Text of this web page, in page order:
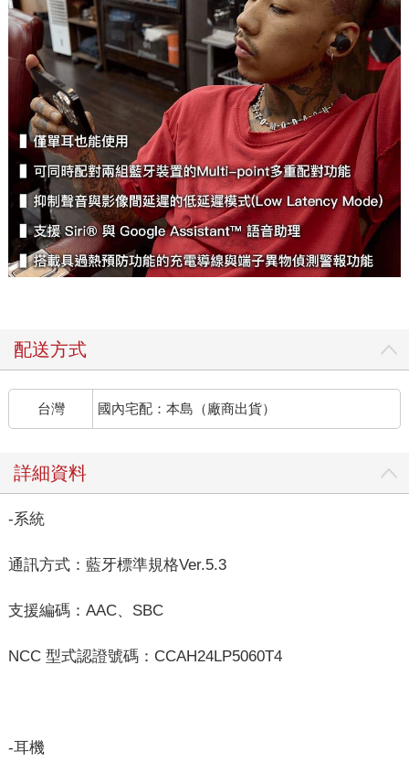
配送方式
台灣 國內宅配：本島（廠商出貨）
詳細資料
-系統
通訊方式：藍牙標準規格Ver.5.3
支援編碼：AAC、SBC
NCC 型式認證號碼：CCAH24LP5060T4
-耳機